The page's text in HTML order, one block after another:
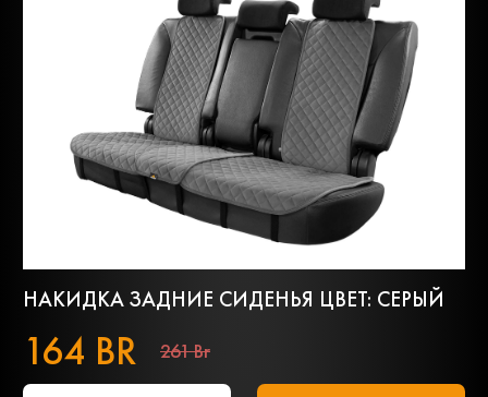
НАКИДКА ЗАДНИЕ СИДЕНЬЯ ЦВЕТ: СЕРЫЙ
164 BR 261 Br